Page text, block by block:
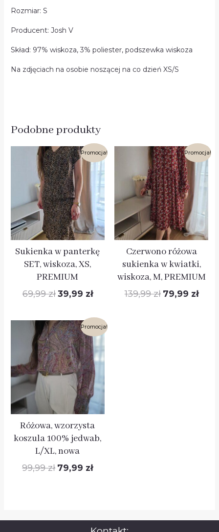
Rozmiar: S
Producent: Josh V
Skład: 97% wiskoza, 3% poliester, podszewka wiskoza
Na zdjęciach na osobie noszącej na co dzień XS/S
Podobne produkty
Promocja!
Sukienka w panterkę
SET, wiskoza, XS,
PREMIUM
69,99zł
Pierwotna
cena
wynosiła:
69,99 zł.
39,99 zł
Aktualna
cena
39,99 zł.
Promocja!
Czerwono różowa
sukienka w kwiatki,
wiskoza, M, PREMIUM
139,99zł
Pierwotna
cena
wynosiła:
139,99 zł.
79,99 zł
cena
79,99
Promocja!
Różowa, wzorzysta
koszula 100% jedwab,
L/XL, nowa
99,99zł
Pierwotna
cena
wynosiła:
99,99 zł.
79,99 zł
Aktualna
cena
wynosi:
79,99 zł.